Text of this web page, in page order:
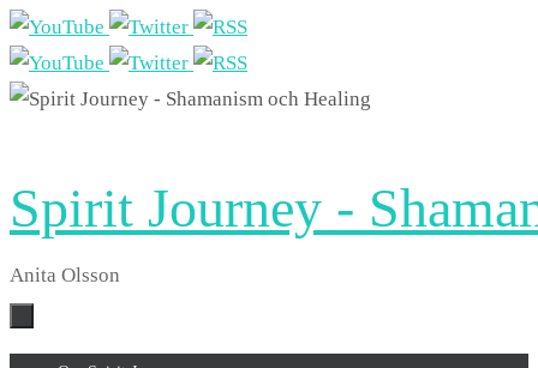
Hoppa
till
innehållet
Spirit Journey -
Anita Olsson